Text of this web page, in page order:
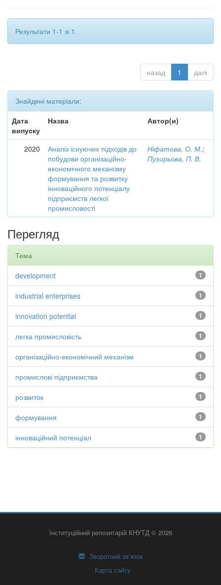
Результати 1-1 зі 1.
назад 1 далі
Знайдені матеріали:
Дата
випуску
Назва Автор(и)
2020
Аналіз існуючих підходів до
побудови організаційно-
економічного механізму
формування та розвитку
інноваційного потенціалу
підприємств легкої
промисловості
Ніфатова, О. М.;
Пузирьова, П. В.
Перегляд
Тема
1
development
1
industrial enterprises
1
innovation potential
1
легка промисловість
1
організаційно-економічний механізм
1
промислові підприємства
1
розвиток
1
формування
1
інноваційний потенціал
Інституційний репозитарій КНУТД © 2026
Зворотний зв’язок
Карта сайту